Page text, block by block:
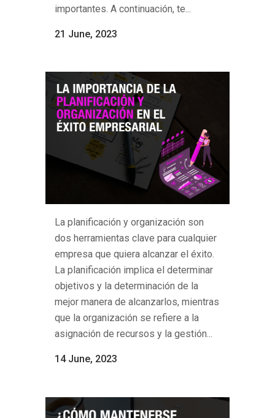
importantes. A continuación, te...
21 June, 2023
La planificación y organización son
dos herramientas clave para cualquier
empresa que quiera alcanzar el éxito.
La planificación implica el determinar
objetivos y la determinación de la
mejor manera de alcanzarlos, mientras
que la organización se refiere a la
asignación de recursos y la gestión...
14 June, 2023